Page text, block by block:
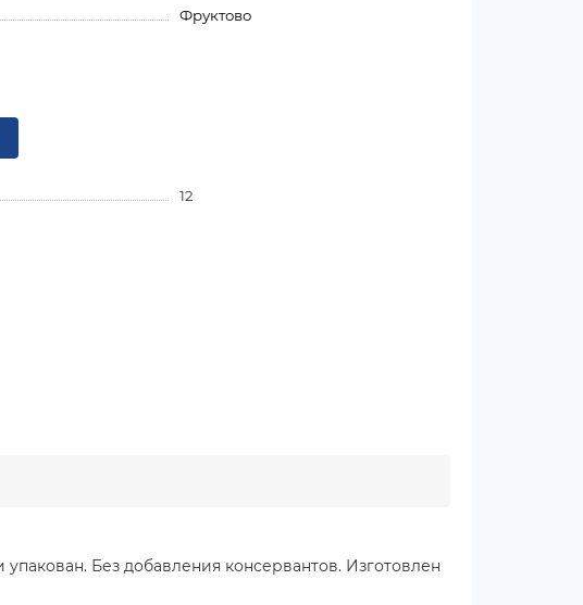
Фруктово
12
Без добавления консервантов. Изготовлен